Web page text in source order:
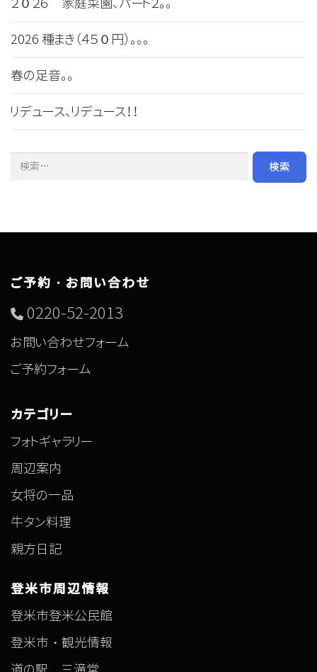
2026 種まき（４５０円）。。。
春の足音。。
リデュース、リデュース！！
検索:
ご予約・お問い合わせ
0220-52-2013
お問い合わせフォーム
ご予約フォーム
カテゴリー
フォトギャラリー
周辺案内
女将の一品
牛タン料理
親方日記
登米市周辺情報
登米市登米公民館
登米市・観光情報